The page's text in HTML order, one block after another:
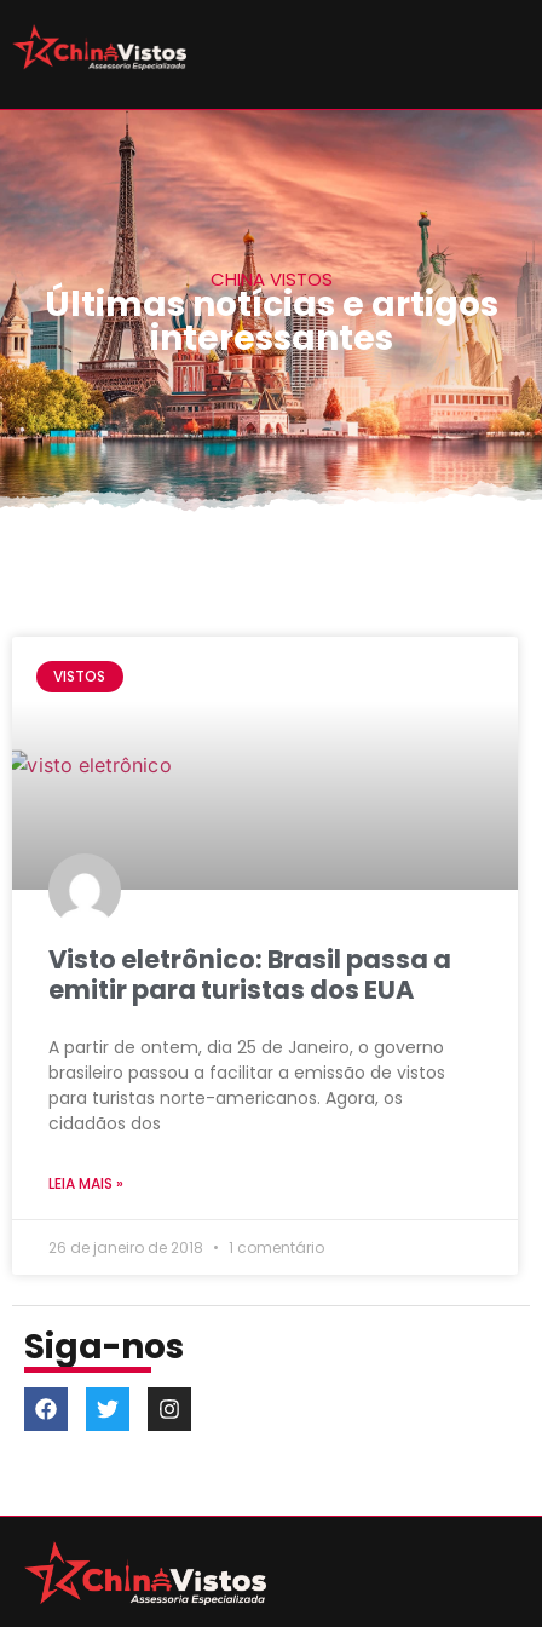
CHINA VISTOS
Últimas notícias e artigos
interessantes
VISTOS
Visto eletrônico: Brasil passa a
emitir para turistas dos EUA
A partir de ontem, dia 25 de Janeiro, o governo
brasileiro passou a facilitar a emissão de vistos
para turistas norte-americanos. Agora, os
cidadãos dos
LEIA MAIS »
26 de janeiro de 2018 1 comentário
Siga-nos